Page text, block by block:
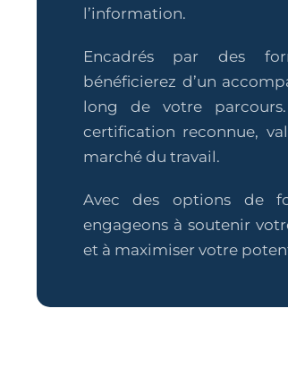
l’information.
Encadrés par des
bénéficierez d’un
long de votre
certification reconnue,
marché du travail.
Avec des options de
engageons à soutenir
et à maximiser votre